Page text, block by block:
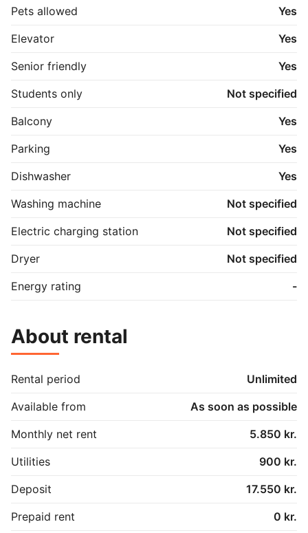
Et attraktivt lejemål for dig, der ønsker en
god plads i rolige omgivelser.
Pets allowed
Yes
Elevator
Yes
Senior friendly
Yes
Students only
Not specified
Balcony
Yes
Parking
Yes
Dishwasher
Yes
Washing machine
Not specified
Electric charging station
Not specified
Dryer
Not specified
Energy rating
-
About rental
Rental period
Unlimited
Available from
As soon as possible
Monthly net rent
5.850 kr.
Utilities
900 kr.
Deposit
17.550 kr.
Prepaid rent
0 kr.